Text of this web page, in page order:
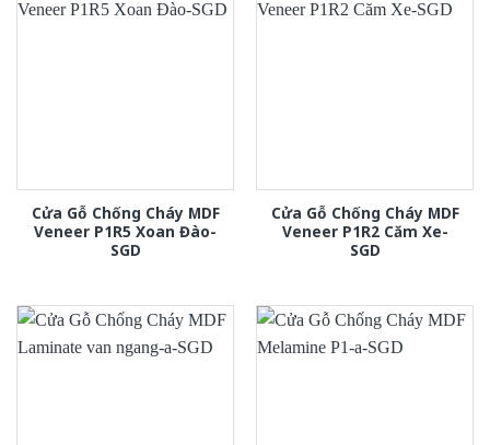
Cửa Gỗ Chống Cháy MDF
Veneer P1R5 Xoan Đào-
SGD
Cửa Gỗ Chống Cháy MDF
Veneer P1R2 Căm Xe-
SGD